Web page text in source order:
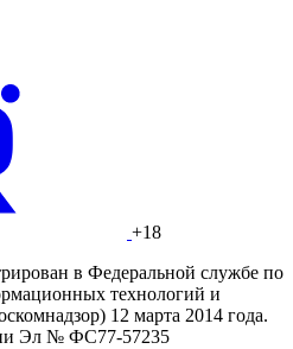
+18
в Федеральной службе по
технологий и
12 марта 2014 года.
Эл № ФС77-57235